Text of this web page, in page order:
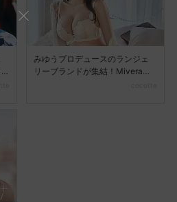
みゆうプロデュースのランジェ
リーブランドが集結！Mivera＆P